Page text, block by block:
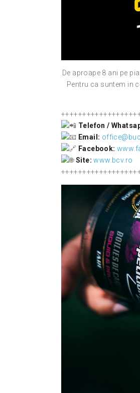
De aproape 8 ani pe
Pentru ca suntem in
Telefon /
Email:
Facebook:
Site: www.bcv.ro